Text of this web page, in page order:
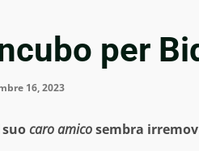
per
16, 2023
caro amicosembra